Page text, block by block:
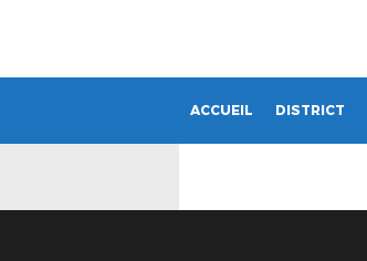
ACCUEIL DISTRICT